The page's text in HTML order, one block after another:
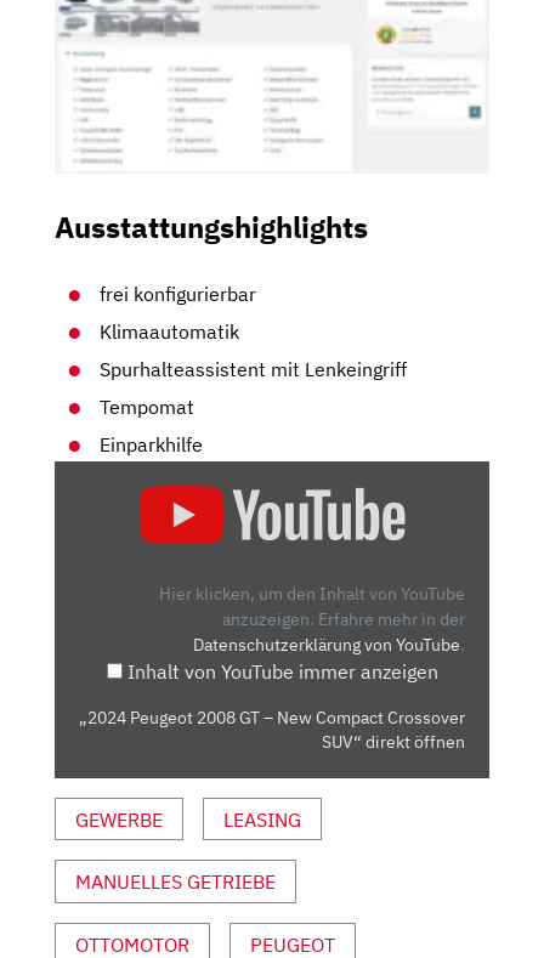
Ausstattungshighlights
frei konfigurierbar
Klimaautomatik
Spurhalteassistent mit Lenkeingriff
Tempomat
Einparkhilfe
CROSSOVER
SUV“
ANZEIGEN
Hier klicken, um den Inhalt von YouTube
anzuzeigen. Erfahre mehr in der
Datenschutzerklärung von YouTube.
Inhalt von YouTube immer anzeigen
„2024 Peugeot 2008 GT – New Compact Crossover
SUV“ direkt öffnen
GEWERBE LEASING
MANUELLES GETRIEBE
OTTOMOTOR PEUGEOT